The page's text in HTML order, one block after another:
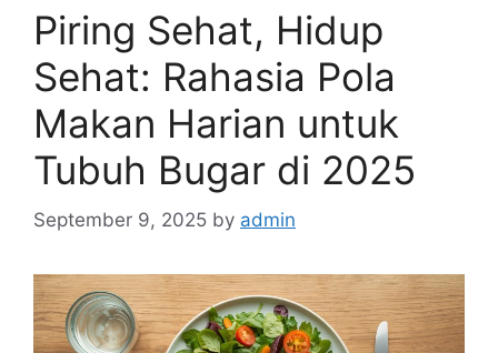
Piring Sehat, Hidup
Sehat: Rahasia Pola
Makan Harian untuk
Tubuh Bugar di 2025
September 9, 2025 by admin